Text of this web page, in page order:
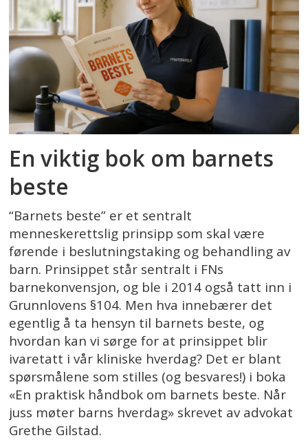
En viktig bok om barnets
beste
“Barnets beste” er et sentralt
menneskerettslig prinsipp som skal være
førende i beslutningstaking og behandling av
barn. Prinsippet står sentralt i FNs
barnekonvensjon, og ble i 2014 også tatt inn i
Grunnlovens §104. Men hva innebærer det
egentlig å ta hensyn til barnets beste, og
hvordan kan vi sørge for at prinsippet blir
ivaretatt i vår kliniske hverdag? Det er blant
spørsmålene som stilles (og besvares!) i boka
«En praktisk håndbok om barnets beste. Når
juss møter barns hverdag» skrevet av advokat
Grethe Gilstad.